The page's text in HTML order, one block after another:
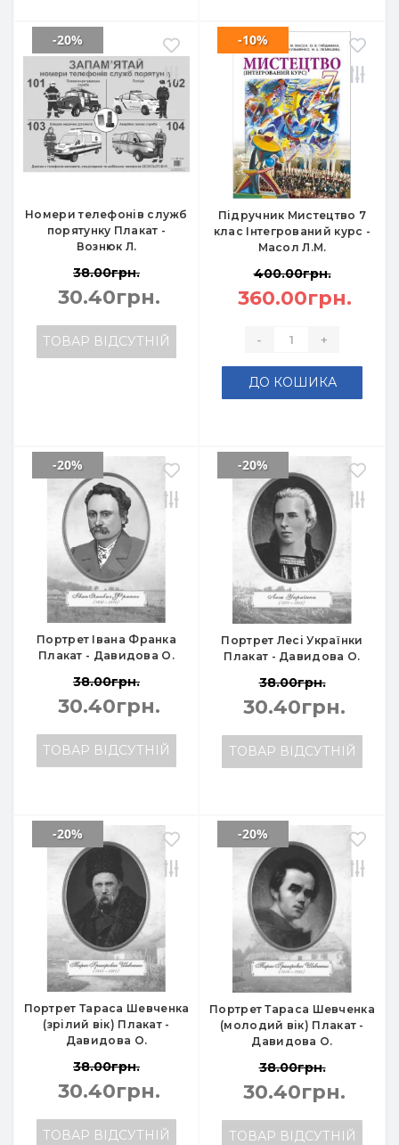
Номери телефонів служб
порятунку Плакат -
Вознюк Л.
-20%
38.00грн.
30.40грн.
ТОВАР ВІДСУТНІЙ
Підручник Мистецтво 7
клас Інтегрований курс -
Масол Л.М.
-10%
400.00грн.
360.00грн.
- +
ДО КОШИКА
Портрет Івана Франка
Плакат - Давидова О.
-20%
38.00грн.
30.40грн.
ТОВАР ВІДСУТНІЙ
Портрет Лесі Українки
Плакат - Давидова О.
-20%
38.00грн.
30.40грн.
ТОВАР ВІДСУТНІЙ
Портрет Тараса Шевченка
(зрілий вік) Плакат -
Давидова О.
-20%
38.00грн.
30.40грн.
ТОВАР ВІДСУТНІЙ
Портрет Тараса Шевченка
(молодий вік) Плакат -
Давидова О.
-20%
38.00грн.
30.40грн.
ТОВАР ВІДСУТНІЙ